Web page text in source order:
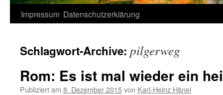
Zum
springen
Impressum Datenschutzerklärung
Schlagwort-Archive: pilgerweg
Rom: Es ist mal wieder ein
Publiziert am 8. Dezember 2015von Karl-Heinz Hänel